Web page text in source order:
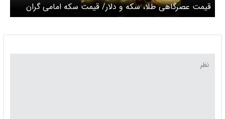
قیمت عصرگاهی طلا، سکه و دلار/ قیمت سکه امامی گران
شد + جدول